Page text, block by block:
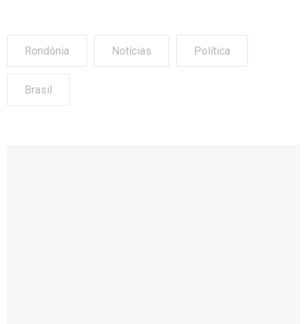
Rondônia Notícias Política
Brasil